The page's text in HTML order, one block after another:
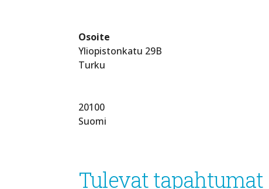
Osoite
Yliopistonkatu 29B
Turku
20100
Suomi
Tulevat tapahtumat